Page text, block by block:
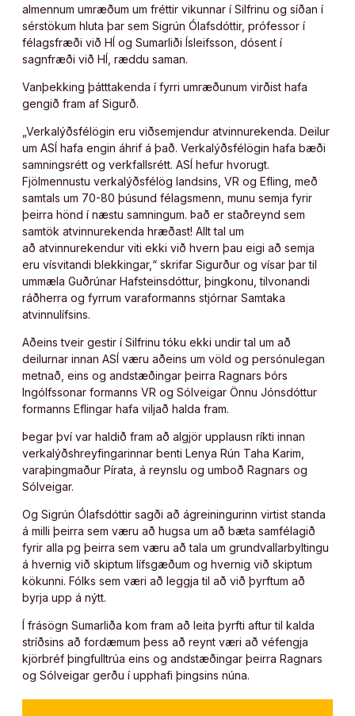
almennum umræðum um fréttir vikunnar í Silfrinu og síðan í
sérstökum hluta þar sem Sigrún Ólafsdóttir, prófessor í
félagsfræði við HÍ og Sumarliði Ísleifsson, dósent í
sagnfræði við HÍ, ræddu saman.
Vanþekking þátttakenda í fyrri umræðunum virðist hafa
gengið fram af Sigurð.
„Verkalýðsfélögin eru viðsemjendur atvinnurekenda. Deilur
um ASÍ hafa engin áhrif á það. Verkalýðsfélögin hafa bæði
samningsrétt og verkfallsrétt. ASÍ hefur hvorugt.
Fjölmennustu verkalýðsfélög landsins, VR og Efling, með
samtals um 70-80 þúsund félagsmenn, munu semja fyrir
þeirra hönd í næstu samningum. Það er staðreynd sem
samtök atvinnurekenda hræðast! Allt tal um
að atvinnurekendur viti ekki við hvern þau eigi að semja
eru vísvitandi blekkingar,“ skrifar Sigurður og vísar þar til
ummæla Guðrúnar Hafsteinsdóttur, þingkonu, tilvonandi
ráðherra og fyrrum varaformanns stjórnar Samtaka
atvinnulífsins.
Aðeins tveir gestir í Silfrinu tóku ekki undir tal um að
deilurnar innan ASÍ væru aðeins um völd og persónulegan
metnað, eins og andstæðingar þeirra Ragnars Þórs
Ingólfssonar formanns VR og Sólveigar Önnu Jónsdóttur
formanns Eflingar hafa viljað halda fram.
Þegar því var haldið fram að algjör upplausn ríkti innan
verkalýðshreyfingarinnar benti Lenya Rún Taha Karim,
varaþingmaður Pírata, á reynslu og umboð Ragnars og
Sólveigar.
Og Sigrún Ólafsdóttir sagði að ágreiningurinn virtist standa
á milli þeirra sem væru að hugsa um að bæta samfélagið
fyrir alla pg þeirra sem væru að tala um grundvallarbyltingu
á hvernig við skiptum lífsgæðum og hvernig við skiptum
kökunni. Fólks sem væri að leggja til að við þyrftum að
byrja upp á nýtt.
Í frásögn Sumarliða kom fram að leita þyrfti aftur til kalda
stríðsins að fordæmum þess að reynt væri að véfengja
kjörbréf þingfulltrúa eins og andstæðingar þeirra Ragnars
og Sólveigar gerðu í upphafi þingsins núna.